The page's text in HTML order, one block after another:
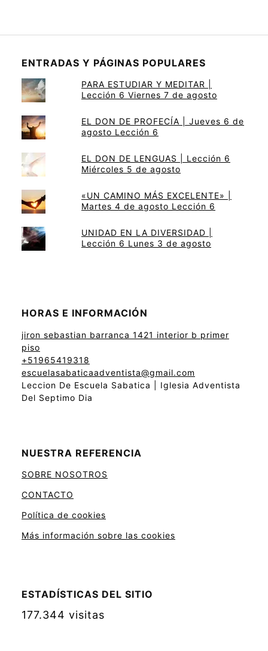
ENTRADAS Y PÁGINAS POPULARES
PARA ESTUDIAR Y MEDITAR |
Lección 6 Viernes 7 de agosto
EL DON DE PROFECÍA | Jueves 6 de
agosto Lección 6
EL DON DE LENGUAS | Lección 6
Miércoles 5 de agosto
«UN CAMINO MÁS EXCELENTE» |
Martes 4 de agosto Lección 6
UNIDAD EN LA DIVERSIDAD |
Lección 6 Lunes 3 de agosto
HORAS E INFORMACIÓN
jiron sebastian barranca 1421 interior b primer
piso
+51965419318
escuelasabaticaadventista@gmail.com
Leccion De Escuela Sabatica | Iglesia Adventista
Del Septimo Dia
NUESTRA REFERENCIA
SOBRE NOSOTROS
CONTACTO
Política de cookies
Más información sobre las cookies
ESTADÍSTICAS DEL SITIO
177.344 visitas